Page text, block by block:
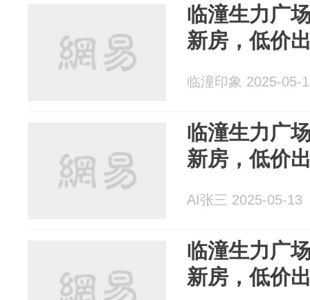
临潼生力广
新房，低价
临潼印象 2025-05-
临潼生力广
新房，低价
AI张三 2025-05-13
临潼生力广
新房，低价